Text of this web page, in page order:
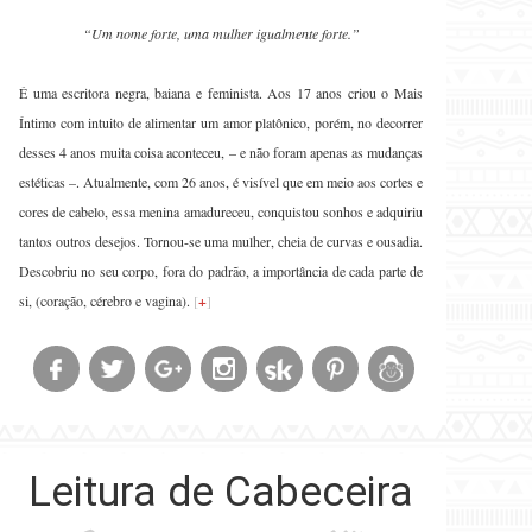
“Um nome forte, uma mulher igualmente forte.”
É uma escritora negra, baiana e feminista. Aos 17 anos criou o Mais
Íntimo com intuito de alimentar um amor platônico, porém, no decorrer
desses 4 anos muita coisa aconteceu, – e não foram apenas as mudanças
estéticas –. Atualmente, com 26 anos, é visível que em meio aos cortes e
cores de cabelo, essa menina amadureceu, conquistou sonhos e adquiriu
tantos outros desejos. Tornou-se uma mulher, cheia de curvas e ousadia.
Descobriu no seu corpo, fora do padrão, a importância de cada parte de
si, (coração, cérebro e vagina). [+]
Leitura de Cabeceira